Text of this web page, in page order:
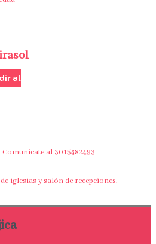
al
al 3015482493
iglesias y salón de recepciones.